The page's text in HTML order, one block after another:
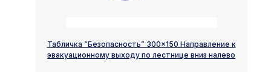
Табличка “Безопасность” 300×150 Направление к
эвакуационному выходу по лестнице вниз налево